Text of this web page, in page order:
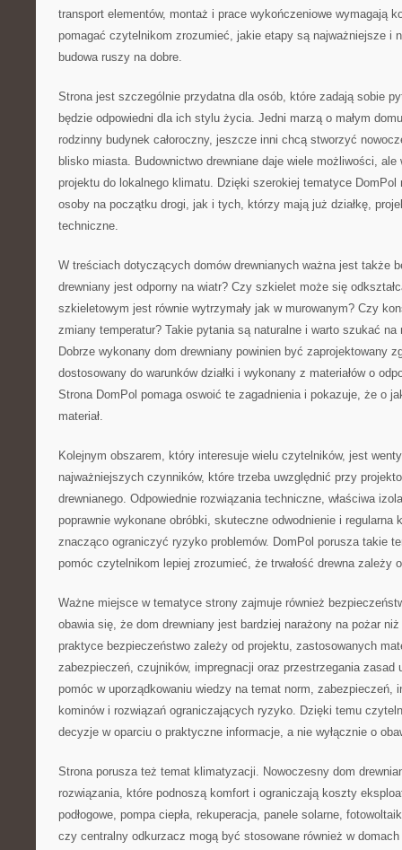
transport elementów, montaż i prace wykończeniowe wymagają
pomagać czytelnikom zrozumieć, jakie etapy są najważniejsze i
budowa ruszy na dobre.
Strona jest szczególnie przydatna dla osób, które zadają sobie
będzie odpowiedni dla ich stylu życia. Jedni marzą o małym
rodzinny budynek całoroczny, jeszcze inni chcą stworzyć
blisko miasta. Budownictwo drewniane daje wiele możliwości, ale
projektu do lokalnego klimatu. Dzięki szerokiej tematyce DomPol
osoby na początku drogi, jak i tych, którzy mają już działkę,
techniczne.
W treściach dotyczących domów drewnianych ważna jest także
drewniany jest odporny na wiatr? Czy szkielet może się
szkieletowym jest równie wytrzymały jak w murowanym? Czy
zmiany temperatur? Takie pytania są naturalne i warto szukać na
Dobrze wykonany dom drewniany powinien być zaprojektowany
dostosowany do warunków działki i wykonany z materiałów o
Strona DomPol pomaga oswoić te zagadnienia i pokazuje, że o
materiał.
Kolejnym obszarem, który interesuje wielu czytelników, jest
najważniejszych czynników, które trzeba uwzględnić przy
drewnianego. Odpowiednie rozwiązania techniczne, właściwa
poprawnie wykonane obróbki, skuteczne odwodnienie i regularna
znacząco ograniczyć ryzyko problemów. DomPol porusza takie
pomóc czytelnikom lepiej zrozumieć, że trwałość drewna zależy
Ważne miejsce w tematyce strony zajmuje również
obawia się, że dom drewniany jest bardziej narażony na pożar
praktyce bezpieczeństwo zależy od projektu, zastosowanych
zabezpieczeń, czujników, impregnacji oraz przestrzegania zasad
pomóc w uporządkowaniu wiedzy na temat norm, zabezpieczeń,
kominów i rozwiązań ograniczających ryzyko. Dzięki temu
decyzje w oparciu o praktyczne informacje, a nie wyłącznie o
Strona porusza też temat klimatyzacji. Nowoczesny dom
rozwiązania, które podnoszą komfort i ograniczają koszty
podłogowe, pompa ciepła, rekuperacja, panele solarne,
czy centralny odkurzacz mogą być stosowane również w